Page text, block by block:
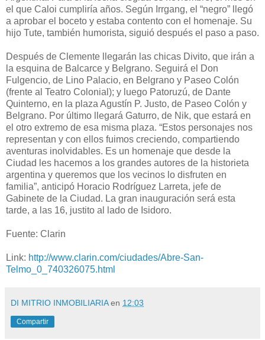
el que Caloi cumpliría años. Según Irrgang, el “negro” llegó
a aprobar el boceto y estaba contento con el homenaje. Su
hijo Tute, también humorista, siguió después el paso a paso.
Después de Clemente llegarán las chicas Divito, que irán a
la esquina de Balcarce y Belgrano. Seguirá el Don
Fulgencio, de Lino Palacio, en Belgrano y Paseo Colón
(frente al Teatro Colonial); y luego Patoruzú, de Dante
Quinterno, en la plaza Agustín P. Justo, de Paseo Colón y
Belgrano. Por último llegará Gaturro, de Nik, que estará en
el otro extremo de esa misma plaza. “Estos personajes nos
representan y con ellos fuimos creciendo, compartiendo
aventuras inolvidables. Es un homenaje que desde la
Ciudad les hacemos a los grandes autores de la historieta
argentina y queremos que los vecinos lo disfruten en
familia”, anticipó Horacio Rodríguez Larreta, jefe de
Gabinete de la Ciudad. La gran inauguración será esta
tarde, a las 16, justito al lado de Isidoro.
Fuente: Clarin
Link: http://www.clarin.com/ciudades/Abre-San-
Telmo_0_740326075.html
DI MITRIO INMOBILIARIA en 12:03
Compartir